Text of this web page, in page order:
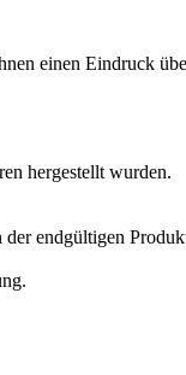
einen Eindruck
hergestellt wurden.
endgültigen